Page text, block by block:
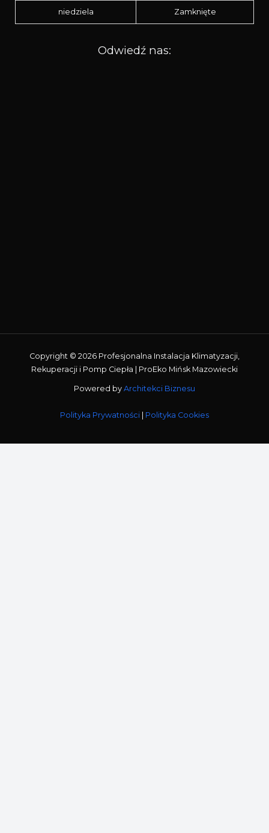
niedziela Zamknięte
Odwiedź nas:
Copyright © 2026 Profesjonalna Instalacja Klimatyzacji,
Rekuperacji i Pomp Ciepła | ProEko Mińsk Mazowiecki
Powered by Architekci Biznesu
Polityka Prywatności Polityka Cookies